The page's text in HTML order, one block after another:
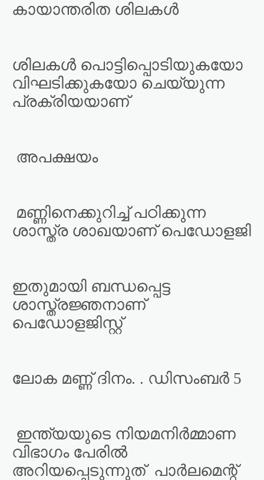
കായാന്തരിത ശിലകൾ
ശിലകൾ പൊട്ടിപ്പൊടിയുകയോ
വിഘടിക്കുകയോ ചെയ്യുന്ന
പ്രക്രിയയാണ്
അപക്ഷയം
മണ്ണിനെക്കുറിച്ച് പഠിക്കുന്ന
ശാസ്ത്ര ശാഖയാണ് പെഡോളജി
ഇതുമായി ബന്ധപ്പെട്ട
ശാസ്ത്രജ്ഞനാണ്
പെഡോളജിസ്റ്റ്
ലോക മണ്ണ് ദിനം. . ഡിസംബർ 5
ഇന്ത്യയുടെ നിയമനിർമ്മാണ
വിഭാഗം പേരിൽ
അറിയപ്പെടുന്നുത് പാർലമെന്റ്